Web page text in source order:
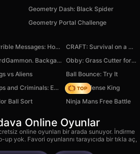
Geometry Dash: Black Spider
Geometry Portal Challenge
Terrible Messages: Horror
CRAFT: Survival on a Raft
NardGammon. Backgammon
Obby: Grass Cutter for seeking Brainrots
vs Aliens
Ball Bounce: Try It
Cops and Criminals: Economic Tycoon
Hero Defense King
Ball Sort Ninja Mans Free Battle
Online Oyunlar
online oyunları bir arada sunuyor. İndirme
yok. Favori oyunlarını tarayıcıda bir tıkla aç,